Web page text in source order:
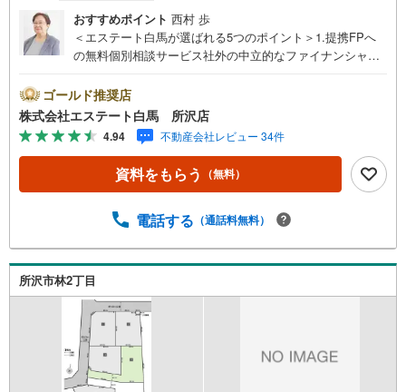
おすすめポイント 西村 歩
＜エステート白馬が選ばれる5つのポイント＞1.提携FPへ
の無料個別相談サービス社外の中立的なファイナンシャル
や学費等も含めてシミュレーションをご提案できます2.物
件情報が豊富所沢市を中心にたくさんの情報をご用意して
おります。インターネット広告前の物件も多数取り揃えて
おります。お客様のご希望エリアをお申し付けください。
3.自社グループでリフォーム、新築請負所沢店の3階はリフ
ォーム、注文建築部門の相談スペースです。一級建築士を
て、リフォームや注文建築についてご相談頂けます4.年中
～19:00 この時間はお電話でのお問合わせがスムーズです
5.お子様連れでおこしくださいキッズスペース、授乳室、
オムツ替えベッド、アンパンマンジュースをご用意してお
ります。ご見学ご希望の方は、右上の“室内・現地を見学す
る（無料）をボタンからご予約ください。
ゴールド推奨店
株式会社エステート白馬 所沢店
4.94 不動産会社レビュー 34件
資料をもらう （無料）
電話する （通話料無料）
所沢市林2丁目